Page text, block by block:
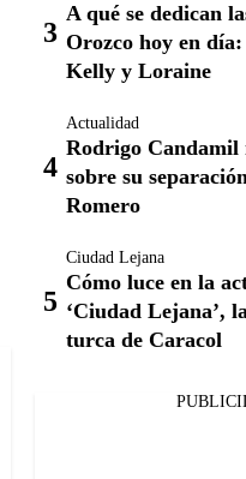
A qué se dedican
Orozco hoy en día:
Kelly y Loraine
Actualidad
Rodrigo Candamil
sobre su
Romero
Ciudad Lejana
Cómo luce en la
‘Ciudad Lejana’,
turca de Caracol